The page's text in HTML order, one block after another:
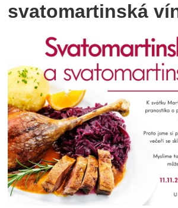
svatomartinská
Fotografie